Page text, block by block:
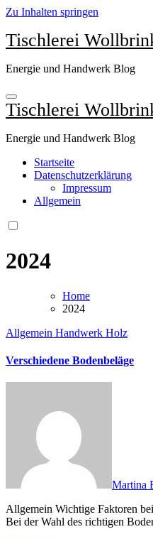
Zu Inhalten springen
Tischlerei
Energie und Handwerk Blog
Tischlerei
Energie und Handwerk Blog
Startseite
Datenschutzerklärung
Impressum
Allgemein
2024
Home
2024
Allgemein Handwerk Holz
Verschiedene Bodenbeläge
Martina
Allgemein Wichtige Faktoren bei der Auswahl von Bodenbelägen
Bei der Wahl des richtigen